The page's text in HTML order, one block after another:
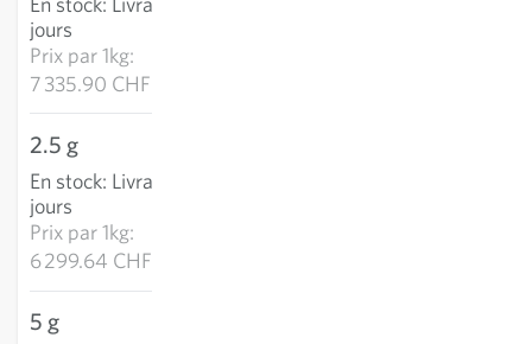
jours
Prix par1kg:
7 335.90 CHF
2.5 g
En stock: Livraison 2-4
jours
Prix par1kg:
6 299.64 CHF
5 g